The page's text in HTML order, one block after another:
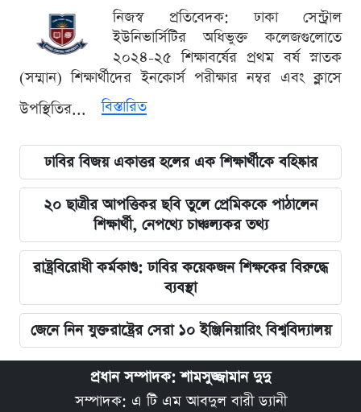
নিজস্ব প্রতিবেদক: ঢাকা সেন্ট্রাল
ইউনিভার্সিটির অধিভুক্ত কলেজগুলোতে
২০২৪-২৫ শিক্ষাবর্ষের প্রথম বর্ষ স্নাতক
(সম্মান) শিক্ষার্থীদের ইনকোর্স পরীক্ষার নম্বর এবং ক্লাসে
উপস্থিতির...
বিস্তারিত
ঢাবির বিজয় একাত্তর হলের এক শিক্ষার্থীকে বহিষ্কার
২০ ছাত্রীর আপত্তিকর ছবি তুলে প্রেমিককে পাঠালেন
শিক্ষার্থী, নেপথ্যে চাঞ্চল্যকর তথ্য
রাষ্ট্রবিরোধী কর্মকাণ্ড: ঢাবির কয়েকজন শিক্ষকের বিরুদ্ধে
ব্যবস্থা
জেনে নিন যুক্তরাষ্ট্রের সেরা ১০ ইঞ্জিনিয়ারিং বিশ্ববিদ্যালয়
প্রধান সম্পাদক: শামসুজ্জামান দুদু
সম্পাদক: এ টি এম আবদুল বারী ড্যানী